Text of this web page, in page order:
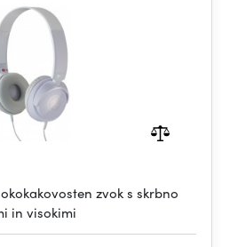
zvok s skrbno
in visokimi